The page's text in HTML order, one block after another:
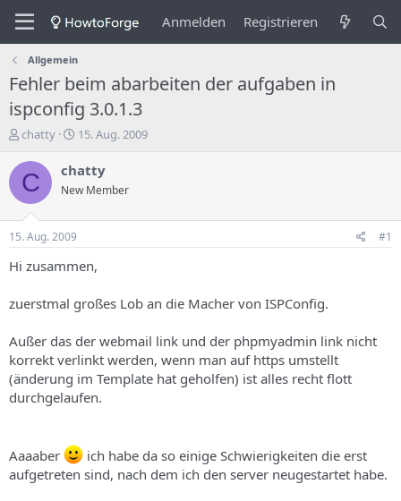
Anmelden Registrieren
Allgemein
Fehler beim abarbeiten der aufgaben in
ispconfig 3.0.1.3
E
s
t
e
e
r
s
h
e
m
s
chatty
E
s
e
n
d
t
u
m
15. Aug. 2009
C chatty
New Member
15. Aug. 2009 #1
Hi zusammen,
zuerstmal großes Lob an die Macher von ISPConfig.
Außer das der webmail link und der phpmyadmin link nicht
korrekt verlinkt werden, wenn man auf https umstellt
(änderung im Template hat geholfen) ist alles recht flott
durchgelaufen.
Aaaaber
ich habe da so einige Schwierigkeiten die erst
aufgetreten sind, nach dem ich den server neugestartet habe.